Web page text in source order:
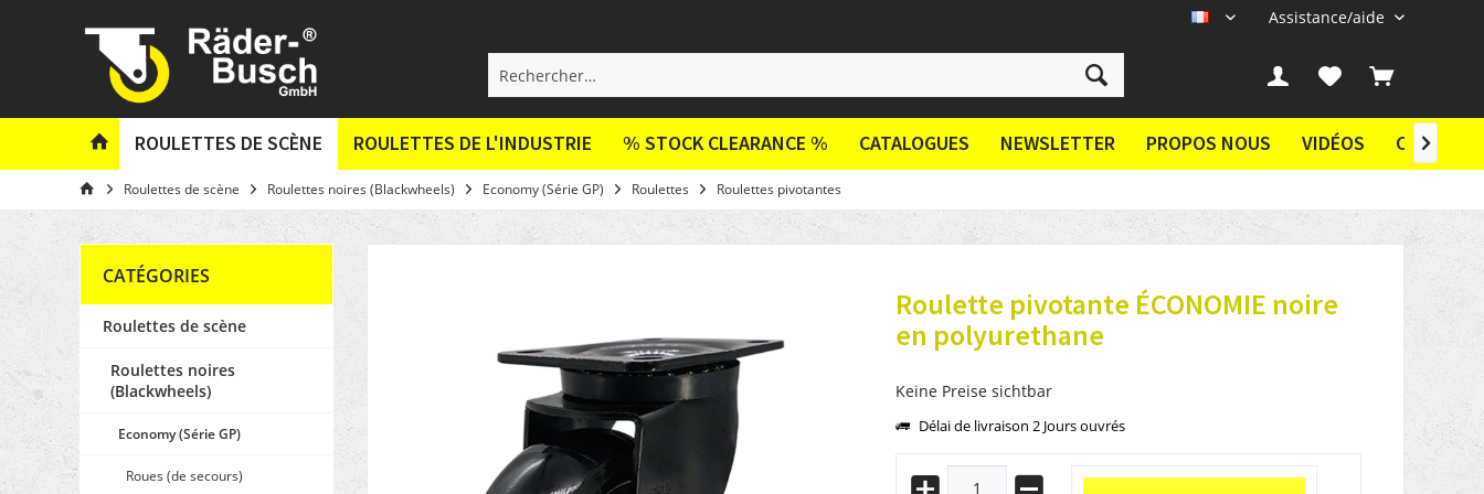
Assistance/aide
ROULETTES DE SCÈNE ROULETTES DE L'INDUSTRIE % STOCK CLEARANCE % CATALOGUES NEWSLETTER PROPOS NOUS VIDÉOS CONTACT

Roulettes de scène Roulettes noires (Blackwheels) Economy (Série GP) Roulettes Roulettes pivotantes
CATÉGORIES
Roulettes de scène
Roulettes noires
(Blackwheels)
Economy (Série GP)
Roues (de secours)
Roulette pivotante ÉCONOMIE noire
en polyurethane
Keine Preise sichtbar
Délai de livraison 2 Jours ouvrés